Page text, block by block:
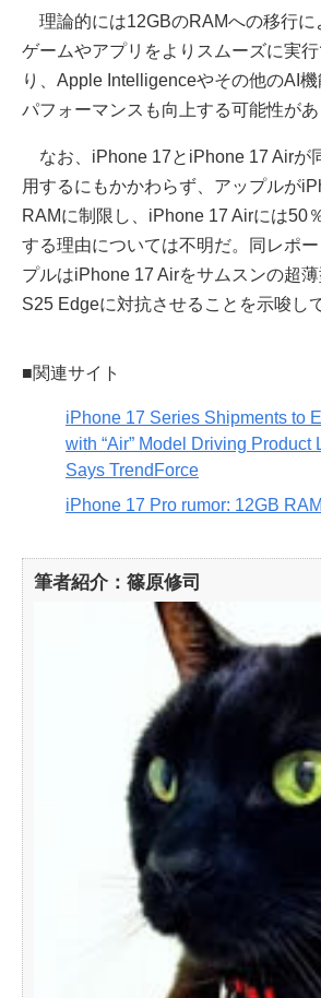
理論的には12GBのRAMへの移行に
ゲームやアプリをよりスムーズに実
り、Apple Intelligenceやその他のAI
パフォーマンスも向上する可能性があ
なお、iPhone 17とiPhone 17 Airが
用するにもかかわらず、アップルが
RAMに制限し、iPhone 17 Airには50
する理由については不明だ。同レポ
プルはiPhone 17 Airをサムスンの超
S25 Edgeに対抗させることを示唆し
■関連サイト
iPhone 17 Series Shipments to
with “Air” Model Driving Product
Says TrendForce
iPhone 17 Pro rumor: 12GB RAM
筆者紹介：篠原修司